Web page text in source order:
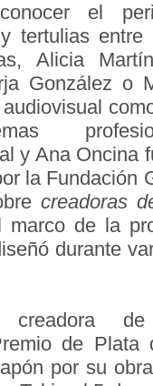
el
tertulias entre
Alicia
González o
y Ana Oncina
la Fundación
creadoras
de la
durante
de
de Plata
por su